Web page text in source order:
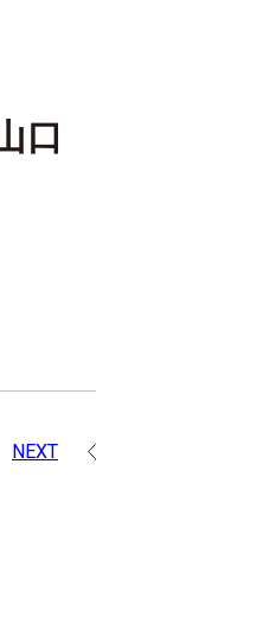
NEXT